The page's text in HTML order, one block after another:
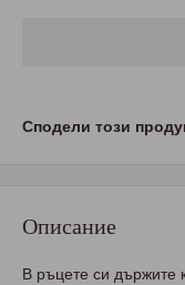
Сподели този
Описание
В ръцете си държите